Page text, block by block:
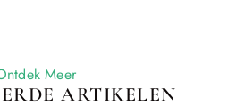
Meer
ARTIKELEN